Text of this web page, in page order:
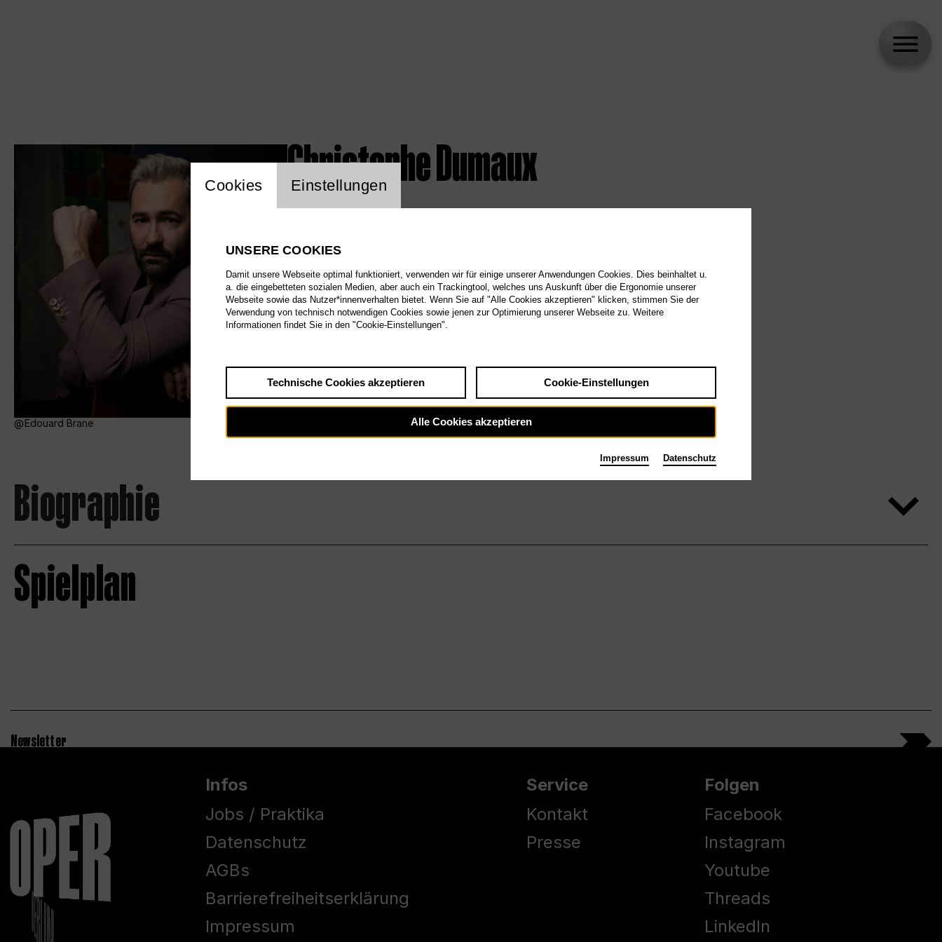
Edouard Brane
Christophe Dumaux
Biographie
Spielplan
Newsletter
Infos
Jobs / Praktika
Datenschutz
AGBs
Barrierefreiheitserklärung
Impressum
Service
Kontakt
Presse
Folgen
Facebook
Instagram
Youtube
Threads
LinkedIn
Einstellung Website Cookie
Cookies Einstellungen
UNSERE COOKIES
Damit unsere Webseite optimal funktioniert, verwenden wir für einige unserer Anwendungen Cookies. Dies beinhaltet u.
a. die eingebetteten sozialen Medien, aber auch ein Trackingtool, welches uns Auskunft über die Ergonomie unserer
Webseite sowie das Nutzer*innenverhalten bietet. Wenn Sie auf "Alle Cookies akzeptieren" klicken, stimmen Sie der
Verwendung von technisch notwendigen Cookies sowie jenen zur Optimierung unserer Webseite zu. Weitere
Informationen findet Sie in den "Cookie-Einstellungen".
Technische Cookies akzeptieren Cookie-Einstellungen
Alle Cookies akzeptieren
Impressum Datenschutz